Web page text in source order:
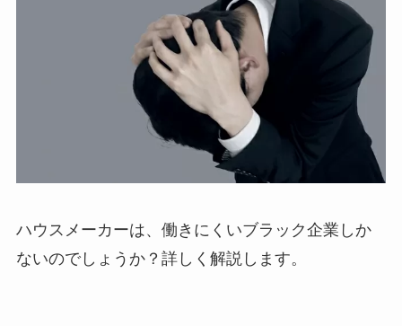
ハウスメーカーは、働きにくいブラック企業しか
ないのでしょうか？詳しく解説します。